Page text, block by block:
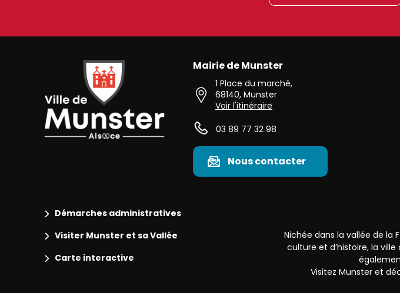
Ville de Munster (Alsace) Située au cœur de l’Alsace et de l’une des plus belles
Mairie de Munster
1 Place du marché,
68140, Munster
Voir l'itinéraire
03 89 77 32 98
Nous contacter
Démarches administratives
Visiter Munster et sa Vallée
Carte interactive
Nichée dans la vallée de la
culture et d’histoire, la
Visitez Munster et